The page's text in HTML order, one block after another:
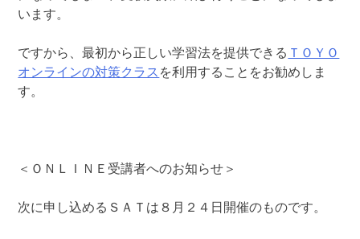
います。
ですから、最初から正しい学習法を提供できる ＴＯＹＯ
オンラインの対策クラス を利用することをお勧めしま
す。
＜ＯＮＬＩＮＥ受講者へのお知らせ＞
次に申し込めるＳＡＴは８月２４日開催のものです。